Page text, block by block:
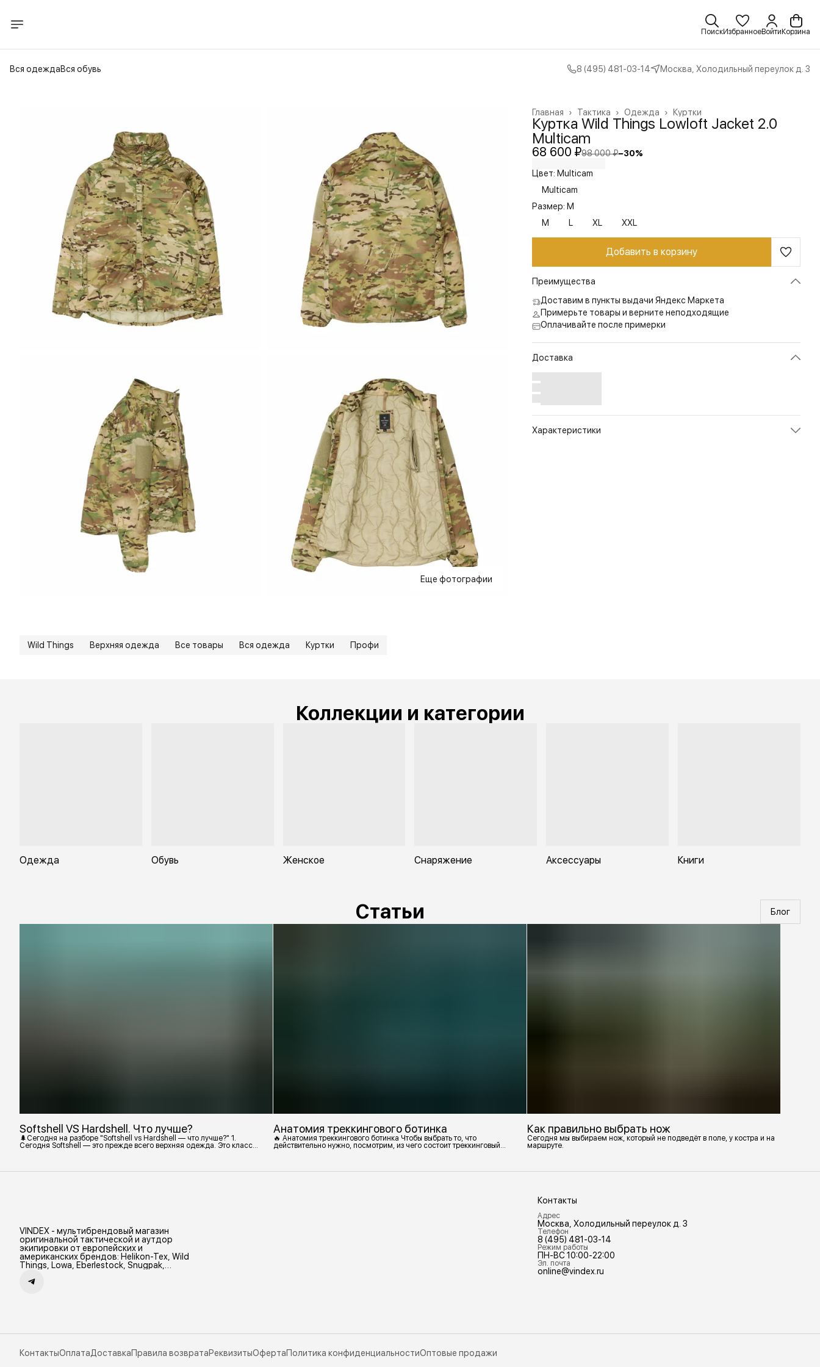
ПоискИзбранноеВойти Корзина
Вся одеждаВся обувь 8 (495) 481-03-14 Москва, Холодильный переулок д. 3
Еще фотографии
Куртки
Одежда ›
Тактика ›
Главная ›
Куртка Wild Things Lowloft Jacket 2.0
Multicam
68 600 ₽98 000 ₽−30%
Цвет: Multicam
Multicam
Размер: M
M
L XL XXL
Добавить в корзину
Преимущества
Доставим в пункты выдачи Яндекс Маркета
Примерьте товары и верните неподходящие
Оплачивайте после примерки
Доставка
Характеристики
Wild Things Верхняя одежда Все товары Вся одежда Куртки Профи
Коллекции и категории
Одежда Обувь Женское Снаряжение Аксессуары Книги
Статьи Блог
Softshell VS Hardshell. Что лучше?
🌲Сегодня на разборе "Softshell vs Hardshell — что лучше?" 1.
Сегодня Softshell — это прежде всего верхняя одежда. Это класс
Анатомия треккингового ботинка
🔥 Анатомия треккингового ботинка Чтобы выбрать то, что
действительно нужно, посмотрим, из чего состоит треккинговый
Как правильно выбрать нож
Сегодня мы выбираем нож, который не подведёт в поле, у костра и на
маршруте.
VINDEX - мультибрендовый магазин
оригинальной тактической и аутдор
экипировки от европейских и
американских брендов: Helikon-Tex, Wild
Things, Lowa, Eberlestock, Snugpak,
Контакты
Адрес
Москва, Холодильный переулок д. 3
Телефон
8 (495) 481-03-14
Режим работы
ПН-ВС 10:00-22:00
Эл. почта
online@vindex.ru
КонтактыОплатаДоставкаПравила возвратаРеквизитыОфертаПолитика конфиденциальностиОптовые продажи